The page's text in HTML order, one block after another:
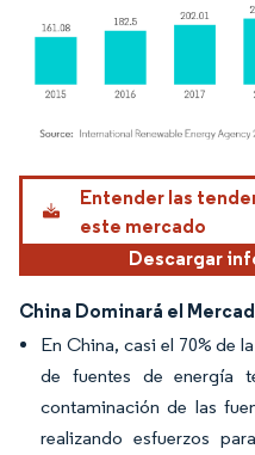
Imagen © Mordor Intelligence. El
Entender las
este mercado
Descargar
China Dominará el
En China, casi el 70% de
de fuentes de energía
contaminación de las
realizando esfuerzos